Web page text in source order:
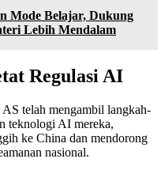
Mode Belajar, Dukung
Lebih Mendalam
Regulasi AI
AS telah mengambil langkah-
teknologi AI mereka,
ke China dan mendorong
nasional.